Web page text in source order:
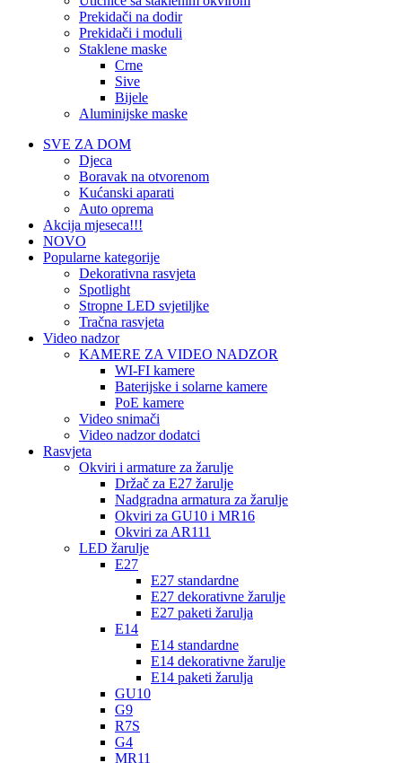
Prekidači na dodir
Prekidači i moduli
Staklene maske
Crne
Sive
Bijele
Aluminijske maske
SVE ZA DOM
Djeca
Boravak na otvorenom
Kućanski aparati
Auto oprema
Akcija mjeseca!!!
NOVO
Popularne kategorije
Dekorativna rasvjeta
Spotlight
Stropne LED svjetiljke
Tračna rasvjeta
Video nadzor
KAMERE ZA VIDEO NADZOR
WI-FI kamere
Baterijske i solarne kamere
PoE kamere
Video snimači
Video nadzor dodatci
Rasvjeta
Okviri i armature za žarulje
Držač za E27 žarulje
Nadgradna armatura za žarulje
Okviri za GU10 i MR16
Okviri za AR111
LED žarulje
E27
E27 standardne
E27 dekorativne žarulje
E27 paketi žarulja
E14
E14 standardne
E14 dekorativne žarulje
E14 paketi žarulja
GU10
G9
R7S
G4
MR11